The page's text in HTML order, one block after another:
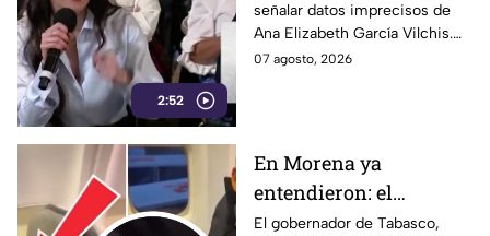
2:52
Reuters respalda a TV
Azteca
señalar datos imprecisos de
Ana Elizabeth García Vilchis.
Estudio de Reuters coloca a
07 agosto, 2026
En Morena ya
entendieron: el
problema no es viajar
El gobernador de Tabasco,